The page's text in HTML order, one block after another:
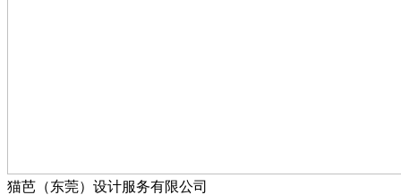
猫芭（东莞）设计服务有限公司